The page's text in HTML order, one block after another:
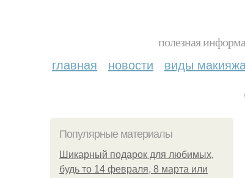
полезная
главная новости виды
Популярные материалы
Шикарный подарок для любимых,
будь то 14 февраля, 8 марта или